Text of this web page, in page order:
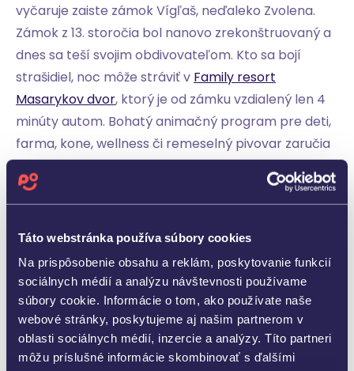
Táto webstránka používa súbory cookies
Na prispôsobenie obsahu a reklám, poskytovanie funkcií
sociálnych médií a analýzu návštevnosti používame
súbory cookie. Informácie o tom, ako používate naše
webové stránky, poskytujeme aj našim partnerom v
oblasti sociálnych médií, inzercie a analýzy. Títo partneri
môžu príslušné informácie skombinovať s ďalšími
vyčaruje zaiste zámok Vígľaš, neďaleko Zvolena.
Zámok z 13. storočia bol nanovo zrekonštruovaný a
dnes sa teší svojim obdivovateľom. Kto sa bojí
strašidiel, noc môže stráviť v Family resort
Masarykov dvor, ktorý je od zámku vzdialený len 4
minúty autom. Bohatý animačný program pre deti,
farma, kone, wellness či remeselný pivovar zaručia
ideálne jarné prázdniny s rodinou, kde si každý príde
na svoje.